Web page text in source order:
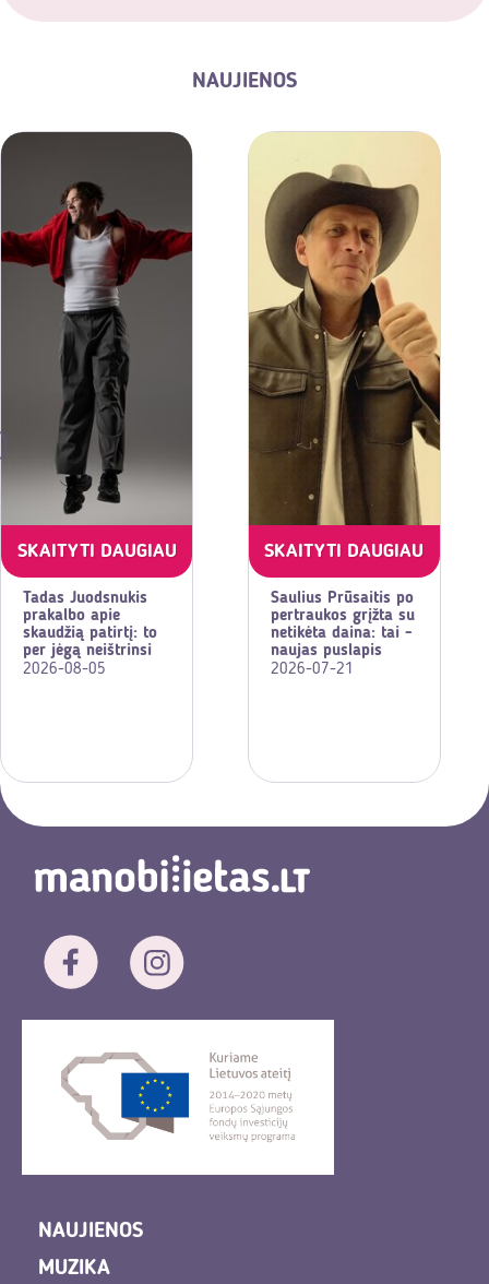
NAUJIENOS
SKAITYTI DAUGIAU
Tadas Juodsnukis
prakalbo apie
skaudžią patirtį: to
per jėgą neištrinsi
2026-08-05
SKAITYTI DAUGIAU
Saulius Prūsaitis po
pertraukos grįžta su
netikėta daina: tai -
naujas puslapis
2026-07-21
NAUJIENOS
MUZIKA